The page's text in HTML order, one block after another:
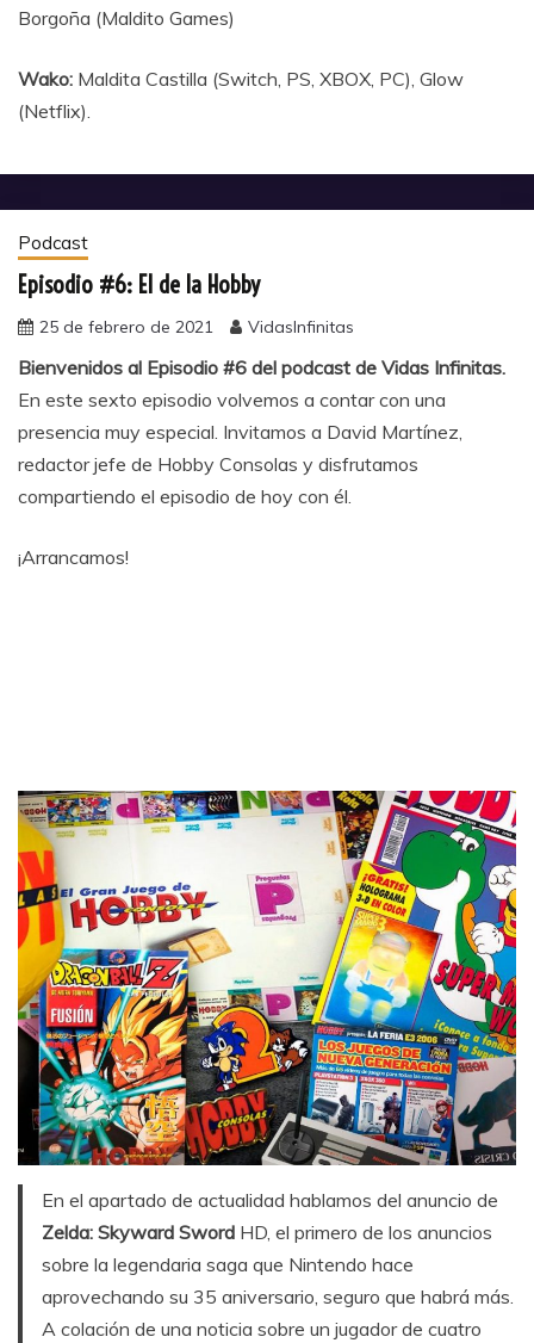
Borgoña (Maldito Games)
Wako: Maldita Castilla (Switch, PS, XBOX, PC), Glow
(Netflix).
Podcast
Episodio #6: El de la Hobby
25 de febrero de 2021 VidasInfinitas
Bienvenidos al Episodio #6 del podcast de Vidas Infinitas.
En este sexto episodio volvemos a contar con una
presencia muy especial. Invitamos a David Martínez,
redactor jefe de Hobby Consolas y disfrutamos
compartiendo el episodio de hoy con él.
¡Arrancamos!
En el apartado de actualidad hablamos del anuncio de
Zelda: Skyward Sword HD, el primero de los anuncios
sobre la legendaria saga que Nintendo hace
aprovechando su 35 aniversario, seguro que habrá más.
A colación de una noticia sobre un jugador de cuatro